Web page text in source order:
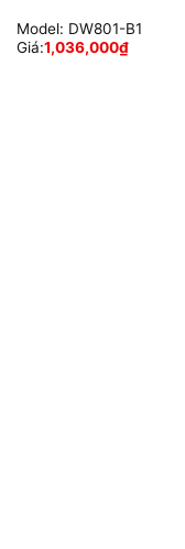
Model: DW801-B1
Giá:1,036,000₫